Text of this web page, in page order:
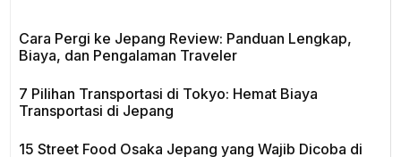
Cara Pergi ke Jepang Review: Panduan Lengkap,
Biaya, dan Pengalaman Traveler
7 Pilihan Transportasi di Tokyo: Hemat Biaya
Transportasi di Jepang
15 Street Food Osaka Jepang yang Wajib Dicoba di